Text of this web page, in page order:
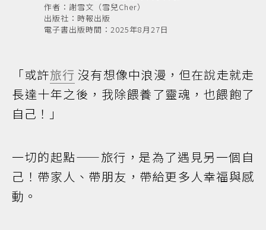
作者：謝雪文（雪兒Cher）
出版社：時報出版
電子書出版時間：2025年8月27日
「或許旅行 沒有想像中浪漫，但在說走就走
長達十年之後，我除餵養了靈魂，也餵飽了
自己！」
一切的起點——旅行，是為了遇見另一個自
己！帶家人、帶朋友，帶給更多人幸福與感
動。